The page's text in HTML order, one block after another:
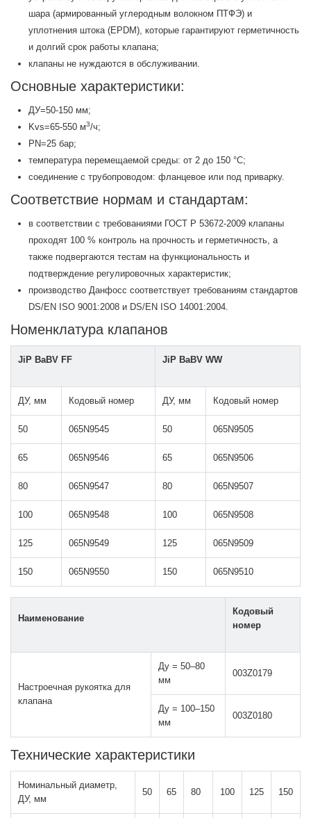
шара (армированный углеродным волокном ПТФЭ) и
уплотнения штока (EPDM), которые гарантируют герметичность
и долгий срок работы клапана;
клапаны не нуждаются в обслуживании.
Основные характеристики:
ДУ=50-150 мм;
Kvs=65-550 м3/ч;
PN=25 бар;
температура перемещаемой среды: от 2 до 150 °С;
соединение с трубопроводом: фланцевое или под приварку.
Соответствие нормам и стандартам:
в соответствии с требованиями ГОСТ Р 53672-2009 клапаны
проходят 100 % контроль на прочность и герметичность, а
также подвергаются тестам на функциональность и
подтверждение регулировочных характеристик;
производство Данфосс соответствует требованиям стандартов
DS/EN ISO 9001:2008 и DS/EN ISO 14001:2004.
Номенклатура клапанов
JiP BaBV FF JiP BaBV WW
ДУ, мм Кодовый номер ДУ, мм Кодовый номер
50 065N9545 50 065N9505
65 065N9546 65 065N9506
80 065N9547 80 065N9507
100 065N9548 100 065N9508
125 065N9549 125 065N9509
150 065N9550 150 065N9510
Наименование
Кодовый
номер
Настроечная рукоятка для
клапана
Ду = 50–80
мм
003Z0179
Ду = 100–150
мм
003Z0180
Технические характеристики
Номинальный диаметр,
ДУ, мм
50 65 80 100 125 150